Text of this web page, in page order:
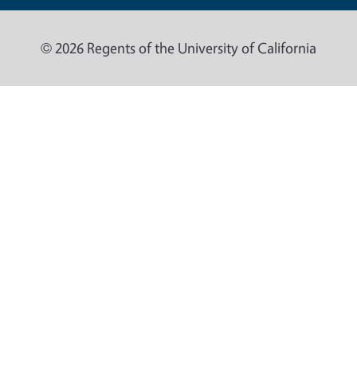
© 2026 Regents of the University of California